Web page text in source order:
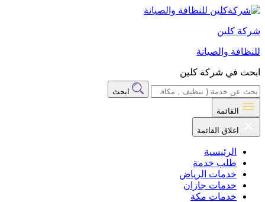
شركة كلين
للنظافة والصيانة
ابحث في شركة كلين
ابحث
القائمة
اغلاق القائمة
الرئيسية
طلب خدمة
خدمات الرياض
خدمات جازان
خدمات مكة